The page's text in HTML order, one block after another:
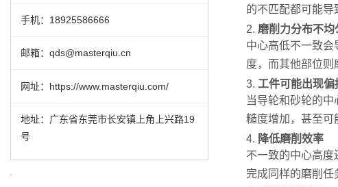
手机：18925586666
邮箱：qds@masterqiu.cn
网址：https://www.masterqiu.com/
地址：广东省东莞市长安镇上角上兴路19
号
的不匹配都可能导
2. 磨削力分布不均
中心高低不一致
度，而其他部位则
3. 工件可能出现偏
当导轮和砂轮的
糙度增加，甚至可
4. 降低磨削效率
不一致的中心高度
完成同样的磨削任